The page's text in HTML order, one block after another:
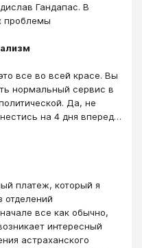
Гандапас. В
проблемы
все во всей красе. Вы
нормальный сервис в
Да, не
на 4 дня вперед…
платеж, который я
отделений
все как обычно,
интересный
астраханского